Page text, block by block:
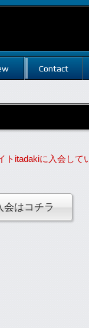
Contact
itadakiに入会して
会はコチラ